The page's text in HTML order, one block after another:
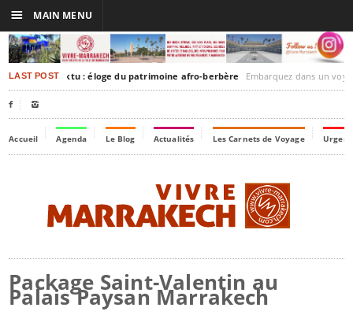
LAST POST
Timbuktu : éloge du patrimoine afro-berbère Embarquez dans un voyage culturel dans le
 
Accueil Agenda Le Blog Actualités Les Carnets de Voyage
Package Saint-Valentin au
Palais Paysan Marrakech
☰ MAIN MENU